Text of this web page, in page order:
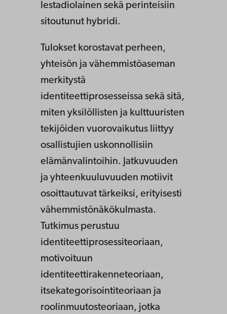
lestadiolainen sekä perinteisiin
sitoutunut hybridi.
Tulokset korostavat perheen,
yhteisön ja vähemmistöaseman
merkitystä
identiteettiprosesseissa sekä sitä,
miten yksilöllisten ja kulttuuristen
tekijöiden vuorovaikutus liittyy
osallistujien uskonnollisiin
elämänvalintoihin. Jatkuvuuden
ja yhteenkuuluvuuden motiivit
osoittautuvat tärkeiksi, erityisesti
vähemmistönäkökulmasta.
Tutkimus perustuu
identiteettiprosessiteoriaan,
motivoituun
identiteettirakenneteoriaan,
itsekategorisointiteoriaan ja
roolinmuutosteoriaan, jotka